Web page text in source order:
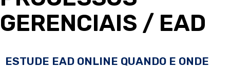
GERENCIAIS / EAD
ESTUDE EAD ONLINE QUANDO E ONDE